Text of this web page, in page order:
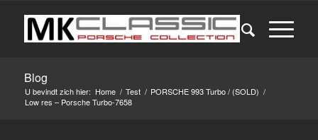
Blog
U bevindt zich hier: Home / Test / PORSCHE 993 Turbo / (SOLD) /
Low res – Porsche Turbo-7658